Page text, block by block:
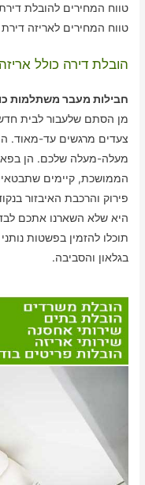
טווח המחירים להובלת דירת 5 חדרים בגלאון – בין 3010-4110
טווח המחירים לאריזה דירת 5 חדרים בגלאון – בין 2030-3180
הובלת דירה כולל
חבילות מעבר משתלמות
מן הסתם שלעבור לבית
צעדים מרגשים עד-מאוד.
מעלה-מעלה שלכם. הן בפאן
הממושכת, קיימים
פירוק והרכבת האיבזור
היא שלא השארנו אתכם
תוכלו להזמין בפשטות
בגלאון והסביבה.